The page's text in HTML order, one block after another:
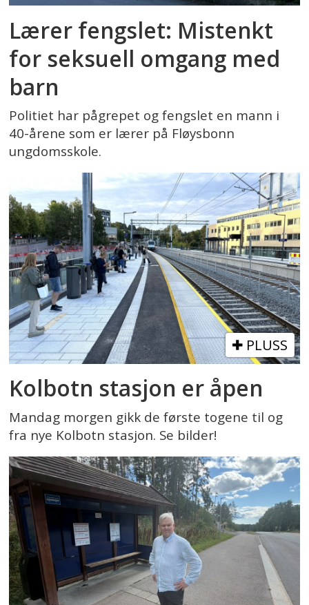
Lærer fengslet: Mistenkt
for seksuell omgang med
barn
Politiet har pågrepet og fengslet en mann i
40-årene som er lærer på Fløysbonn
ungdomsskole.
PLUSS
Kolbotn stasjon er åpen
Mandag morgen gikk de første togene til og
fra nye Kolbotn stasjon. Se bilder!